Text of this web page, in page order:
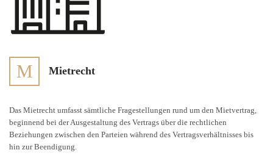
M Mietrecht
Das Mietrecht umfasst sämtliche Fragestellungen rund um den Mietvertrag,
beginnend bei der Ausgestaltung des Vertrags über die rechtlichen
Beziehungen zwischen den Parteien während des Vertragsverhältnisses bis
hin zur Beendigung.